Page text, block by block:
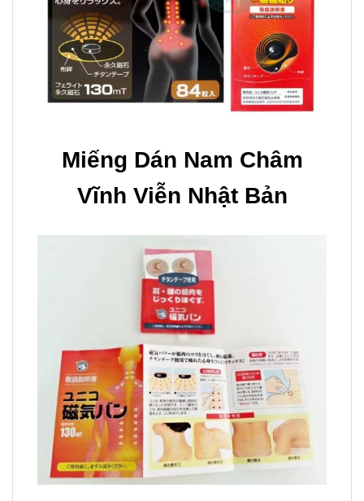
Miếng Dán Nam Châm
Vĩnh Viễn Nhật Bản